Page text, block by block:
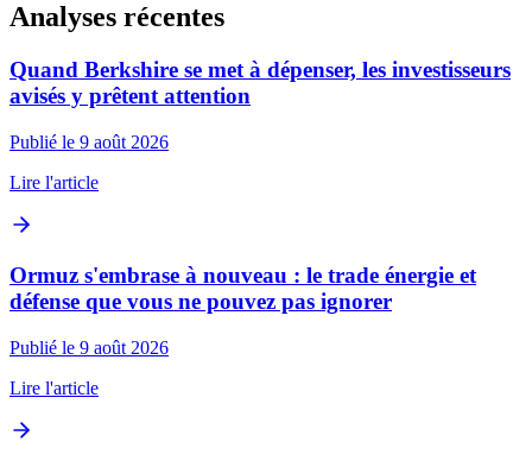
Analyses récentes
Quand Berkshire se met à dépenser, les investisseurs
avisés y prêtent attention
Publié le 9 août 2026
Lire l'article
Ormuz s'embrase à nouveau : le trade énergie et
défense que vous ne pouvez pas ignorer
Publié le 9 août 2026
Lire l'article